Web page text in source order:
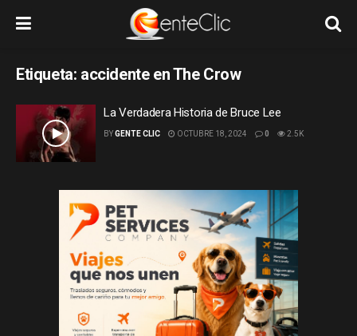
Etiqueta: accidente en The Crow
La Verdadera Historia de Bruce Lee
BYGENTE CLIC OCTUBRE 18, 2024 0 2.5K